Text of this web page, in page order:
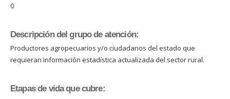
0
Descripción del grupo de atención:
Productores agropecuarios y/o ciudadanos del estado que
requieran información estadística actualizada del sector rural.
Etapas de vida que cubre: